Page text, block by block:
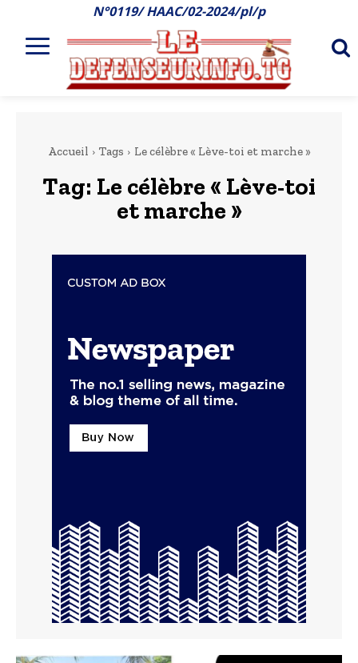
N°0119/ HAAC/02-2024/pl/p
Accueil Tags Le célèbre « Lève-toi et marche »
Tag: Le célèbre « Lève-toi
et marche »